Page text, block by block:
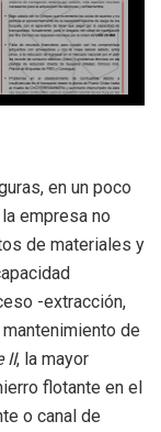
en un poco
empresa no
de materiales y
-extracción,
de
II, la mayor
flotante en el
o canal de